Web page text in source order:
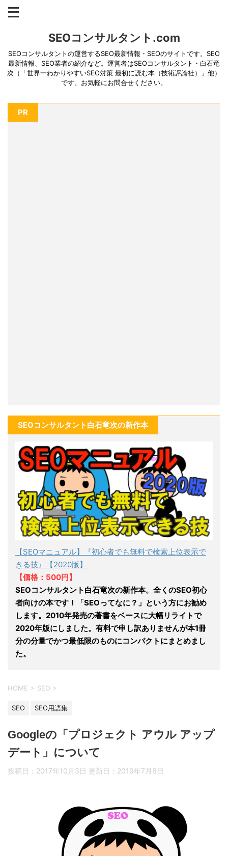
SEOコンサルタント.com
SEOコンサルタントの運営するSEO最新情報・SEOのサイトです。SEO
最新情報、SEO業者の紹介など。運営者はSEOコンサルタント・白石竜
次（「世界一わかりやすいSEO対策 最初に読む本（技術評論社）」他）
です。お気軽にお問合せください。
PR
SEOコンサルタント白石竜次の新作本
【SEOマニュアル】『初心者でも無料で検索上位表示で
きる技』【2020版】
【価格：500円】
SEOコンサルタント白石竜次の新作本。全くのSEO初心
者向けの本です！「SEOってなに？」という方にお勧め
します。2010年発売の著書をベースに大幅リライトで
2020年版にしました。有料で申し訳ありませんが本1冊
分の分量でかつ最低限のものにコンパクトにまとめまし
た。
HOME > SEO >
SEO SEO用語集
Googleの「プロジェクト アウル アップ
デート」について
投稿日：2017年10月3日 更新日： 2019年7月8日